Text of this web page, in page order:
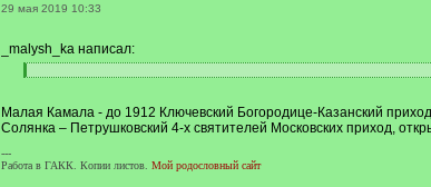
29 мая 2019 10:33
_malysh_ka написал:
[[
]
Малая Камала - до 1912 Ключевский Богородице-Казанский
Солянка – Петрушковский 4-х святителей Московских приход,
---
Работа в ГАКК. Копии листов. Мой родословный сайт